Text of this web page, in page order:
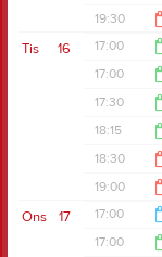
19:45
19:45
19:30
21:30
16
Tis 17:00
18:30
17:00
18:30
17:30
19:00
18:15
19:45
18:30
20:30
19:00
21:00
17
Ons 17:00
17:00